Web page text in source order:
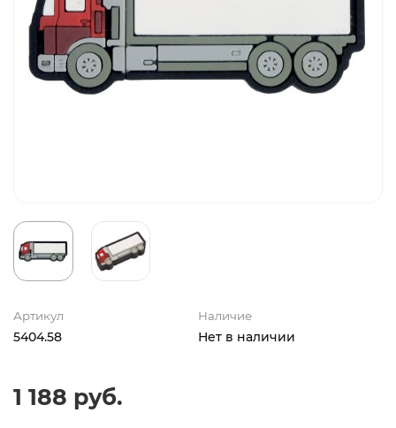
Артикул
5404.58
Наличие
Нет в наличии
1 188 руб.